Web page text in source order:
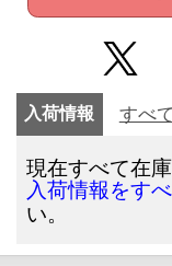
入荷情報 すべ
現在すべて在
入荷情報をす
い。